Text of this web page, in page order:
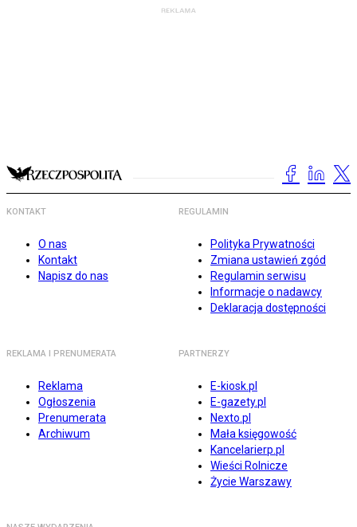
KONTAKT
O nas
Kontakt
Napisz do nas
REGULAMIN
Polityka Prywatności
Zmiana ustawień zgód
Regulamin serwisu
Informacje o nadawcy
Deklaracja dostępności
REKLAMA I PRENUMERATA
Reklama
Ogłoszenia
Prenumerata
Archiwum
PARTNERZY
E-kiosk.pl
E-gazety.pl
Nexto.pl
Mała księgowość
Kancelarierp.pl
Wieści Rolnicze
Życie Warszawy